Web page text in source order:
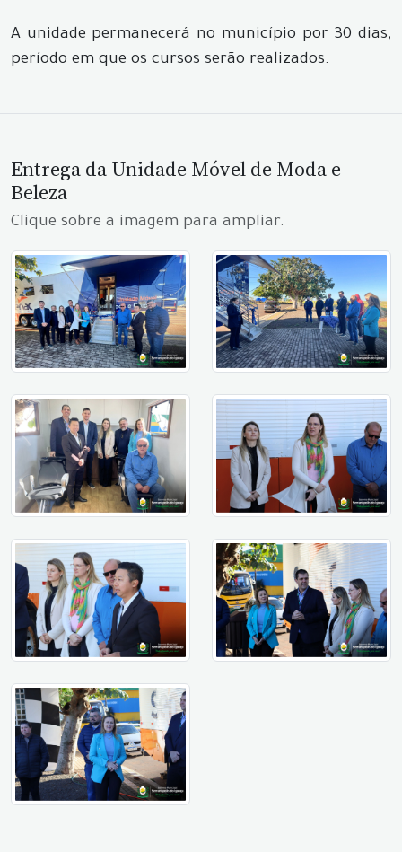
A unidade permanecerá no município por 30 dias,
período em que os cursos serão realizados.
Entrega da Unidade Móvel de Moda e
Beleza
Clique sobre a imagem para ampliar.